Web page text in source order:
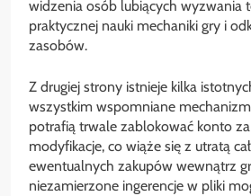
widzenia osób lubiących wyzwania
praktycznej nauki mechaniki gry i
zasobów.
Z drugiej strony istnieje kilka
wszystkim wspomniane
potrafią trwale zablokować konto
modyfikacje, co wiąże się z utratą
ewentualnych zakupów wewnątrz
niezamierzone ingerencje w pliki